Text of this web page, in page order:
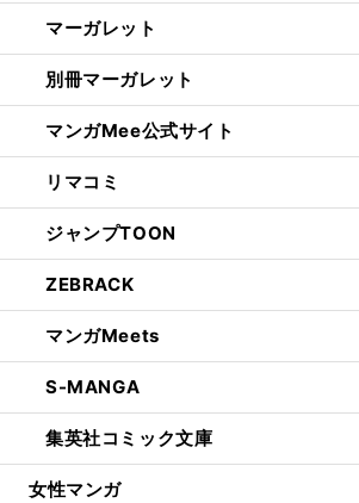
マーガレット
別冊マーガレット
マンガMee公式サイト
リマコミ
ジャンプTOON
ZEBRACK
マンガMeets
S-MANGA
集英社コミック文庫
女性マンガ